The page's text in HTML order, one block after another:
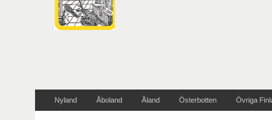
Sekundär meny
Nyland Åboland Åland Österbotten Övriga